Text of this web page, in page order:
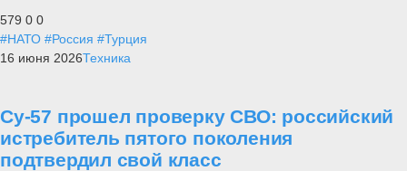
579 0 0
#НАТО #Россия #Турция
16 июня 2026Техника
Су-57 прошел проверку СВО: российский
истребитель пятого поколения
подтвердил свой класс